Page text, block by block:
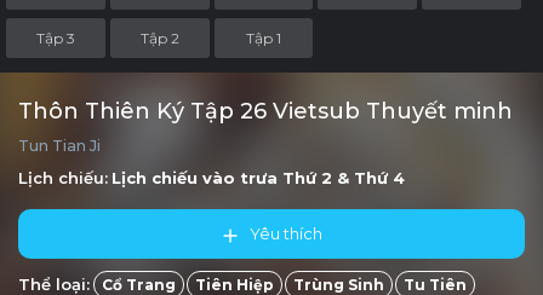
Tập 3 Tập 2 Tập 1
Thôn Thiên Ký Tập 26 Vietsub Thuyết minh
Tun Tian Ji
Lịch chiếu: Lịch chiếu vào trưa Thứ 2 & Thứ 4
Yêu thích
Thể loại: Cổ Trang Tiên Hiệp Trùng Sinh Tu Tiên